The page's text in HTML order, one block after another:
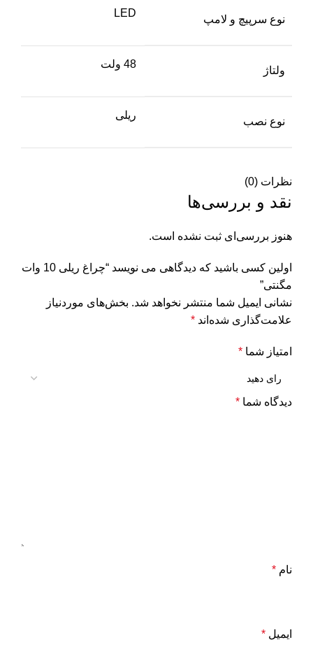
نوع سرپیچ و لامپ
LED
ولتاژ
48 ولت
نوع نصب
ریلی
نظرات (0)
نقد و بررسی‌ها
هنوز بررسی‌ای ثبت نشده است.
اولین کسی باشید که دیدگاهی می نویسد “چراغ ریلی 10 وات
مگنتی”
نشانی ایمیل شما منتشر نخواهد شد. بخش‌های موردنیاز
علامت‌گذاری شده‌اند *
امتیاز شما *
دیدگاه شما *
نام *
ایمیل *